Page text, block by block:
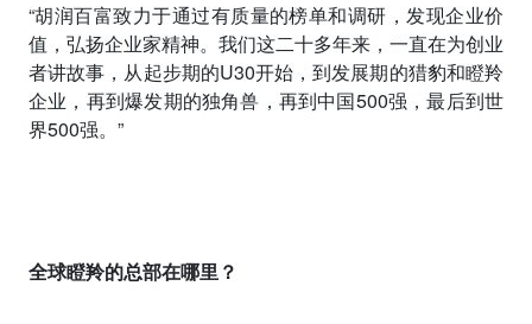
“胡润百富致力于通过有质量的榜单和调研，发现企业价
值，弘扬企业家精神。我们这二十多年来，一直在为创业
者讲故事，从起步期的U30开始，到发展期的猎豹和瞪羚
企业，再到爆发期的独角兽，再到中国500强，最后到世
界500强。”
全球瞪羚的总部在哪里？